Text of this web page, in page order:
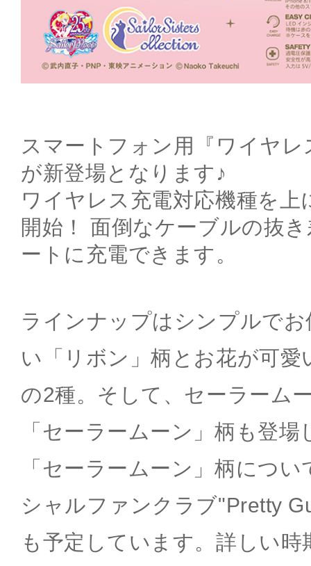
スマートフォン用『ワイヤ
が新登場となります♪
ワイヤレス充電対応機種を上
開始！ 面倒なケーブルの抜
ートに充電できます。
ラインナップはシンプルで
い「リボン」柄とお花が可愛
の2種。そして、セーラーム
「セーラームーン」柄も登場
「セーラームーン」柄につ
シャルファンクラブ"Pretty
も予定しています。詳しい